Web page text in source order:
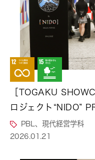
［TOGAKU
ロジェクト“NIDO”
PBL、現代経営学科
2026.01.21